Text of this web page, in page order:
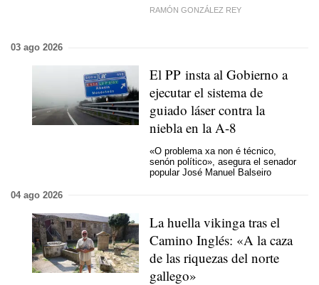
RAMÓN GONZÁLEZ REY
03 ago 2026
El PP insta al Gobierno a
ejecutar el sistema de
guiado láser contra la
niebla en la A-8
«O problema xa non é técnico,
senón político», asegura el senador
popular José Manuel Balseiro
04 ago 2026
La huella vikinga tras el
Camino Inglés: «A la caza
de las riquezas del norte
gallego»